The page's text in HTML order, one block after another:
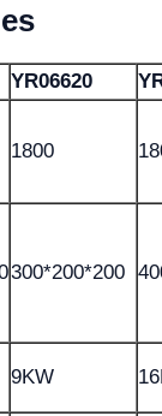
YR06620
1800
300*200*200
9KW